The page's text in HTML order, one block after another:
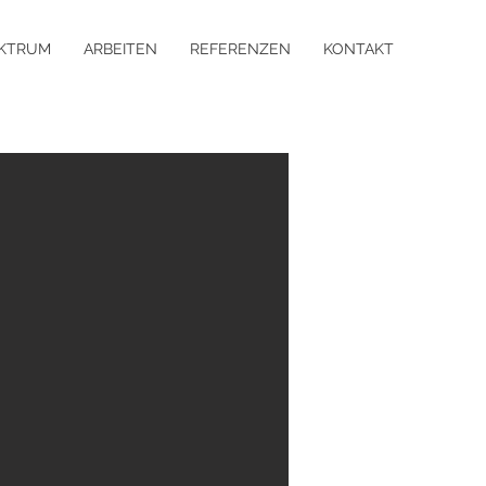
ARBEITEN REFERENZEN KONTAKT